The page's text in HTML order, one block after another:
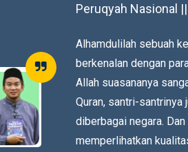
Peruqyah Nasional
Alhamdulilah sebuah
berkenalan dengan
Allah suasananya
Quran, santri-santrinya
diberbagai negara.
memperlihatkan